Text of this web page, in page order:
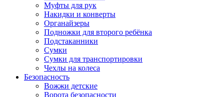
Муфты для рук
Накидки и конверты
Органайзеры
Подножки для второго ребёнка
Подстаканники
Сумки
Сумки для транспортировки
Чехлы на колеса
Безопасность
Вожжи детские
Ворота безопасности